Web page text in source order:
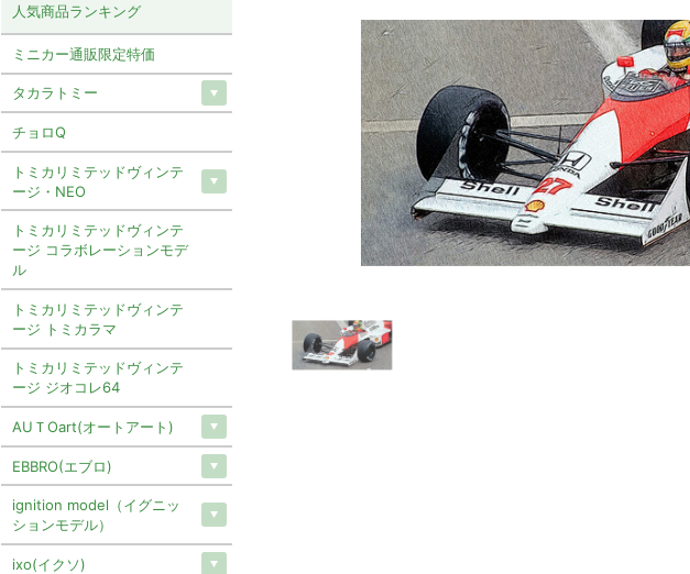
人気商品ランキング
ミニカー通販限定特価
タカラトミー
チョロQ
トミカリミテッドヴィンテ
ージ・NEO
トミカリミテッドヴィンテ
ージ コラボレーションモデ
ル
トミカリミテッドヴィンテ
ージ トミカラマ
トミカリミテッドヴィンテ
ージ ジオコレ64
AUＴOart(オートアート)
EBBRO(エブロ)
ignition model（イグニッ
ションモデル）
ixo(イクソ)